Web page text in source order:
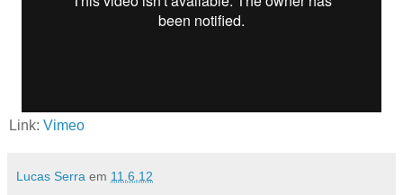
Link: Vimeo
Lucas Serra em 11.6.12